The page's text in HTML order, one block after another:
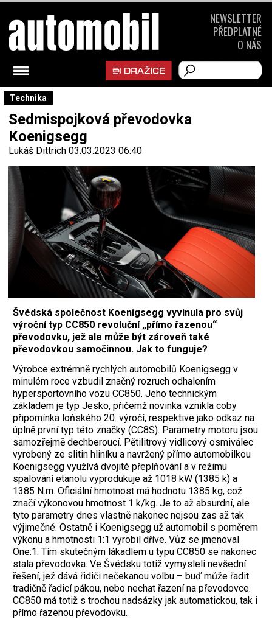
Technika
Sedmispojková převodovka
Koenigsegg
Lukáš Dittrich 03.03.2023 06:40
Švédská společnost Koenigsegg vyvinula pro svůj
výroční typ CC850 revoluční „přímo řazenou“
převodovku, jež ale může být zároveň také
převodovkou samočinnou. Jak to funguje?
Výrobce extrémně rychlých automobilů Koenigsegg v
minulém roce vzbudil značný rozruch odhalením
hypersportovního vozu CC850. Jeho technickým
základem je typ Jesko, přičemž novinka vznikla coby
připomínka loňského 20. výročí, respektive jako odkaz na
úplně první typ této značky (CC8S). Parametry motoru jsou
samozřejmě dechberoucí. Pětilitrový vidlicový osmiválec
vyrobený ze slitin hliníku a navržený přímo automobilkou
Koenigsegg využívá dvojité přeplňování a v režimu
spalování etanolu vyprodukuje až 1018 kW (1385 k) a
1385 N.m. Oficiální hmotnost má hodnotu 1385 kg, což
značí výkonovou hmotnost 1 k/kg. Je to až absurdní, ale
tyto parametry dnes vlastně nakonec nejsou zas až tak
výjimečné. Ostatně i Koenigsegg už automobil s poměrem
výkonu a hmotnosti 1:1 vyrobil dříve. Vůz se jmenoval
One:1. Tím skutečným lákadlem u typu CC850 se nakonec
stala převodovka. Ve Švédsku totiž vymysleli nevšední
řešení, jež dává řidiči nečekanou volbu – buď může řadit
tradičně řadicí pákou, nebo nechat řazení na převodovce.
CC850 má totiž s trochou nadsázky jak automatickou, tak i
přímo řazenou převodovku.
NEWSLETTER
PŘEDPLATNÉ
O NÁS